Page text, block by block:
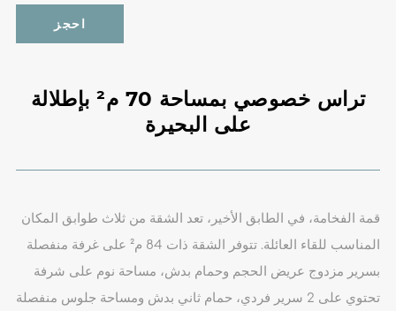
احجز
تراس خصوصي بمساحة 70 م² بإطلالة
على البحيرة
قمة الفخامة، في الطابق الأخير، تعد الشقة من ثلاث طوابق المكان
المناسب للقاء العائلة. تتوفر الشقة ذات 84 م² على غرفة منفصلة
بسرير مزدوج عريض الحجم وحمام بدش، مساحة نوم على شرفة
تحتوي على 2 سرير فردي، حمام ثاني بدش ومساحة جلوس منفصلة